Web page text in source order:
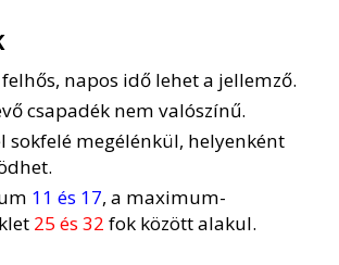
napos idő lehet a jellemző.
csapadék nem valószínű.
sokfelé megélénkül, helyenként
11 és 17, a maximum-
25 és 32 fok között alakul.